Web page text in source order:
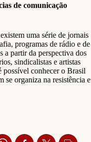
de comunicação
uma série de jornais
programas de rádio e de
a partir da perspectiva dos
sindicalistas e artistas
possível conhecer o Brasil
se organiza na resistência e